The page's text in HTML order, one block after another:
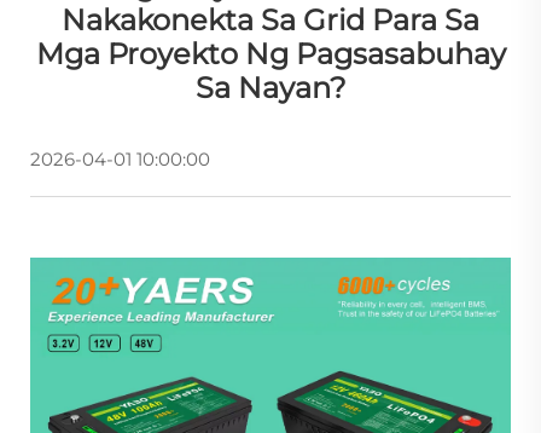
Nakakonekta Sa Grid Para Sa
Mga Proyekto Ng Pagsasabuhay
Sa Nayan?
2026-04-01 10:00:00